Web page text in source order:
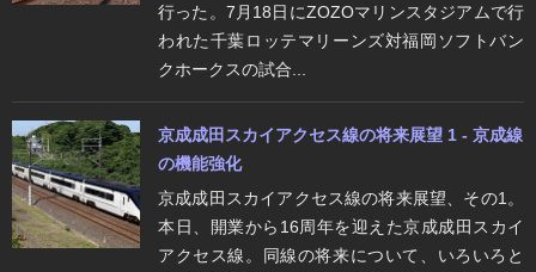
行った。7月18日にZOZOマリンスタジアムで行
われた千葉ロッテマリーンズ対福岡ソフトバン
クホークスの試合...
京成成田スカイアクセス線の将来展望 1 - 京成線
の機能強化
京成成田スカイアクセス線の将来展望、その1。
本日、開業から16周年を迎えた京成成田スカイ
アクセス線。同線の将来について、いろいろと